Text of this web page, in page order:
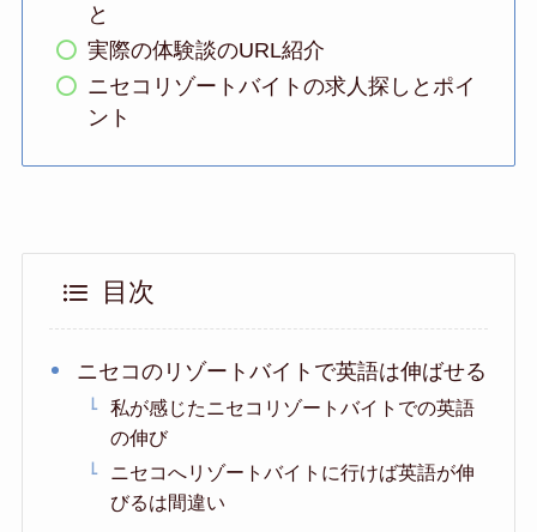
と
実際の体験談のURL紹介
ニセコリゾートバイトの求人探しとポイ
ント
目次
ニセコのリゾートバイトで英語は伸ばせる
私が感じたニセコリゾートバイトでの英語
の伸び
ニセコへリゾートバイトに行けば英語が伸
びるは間違い